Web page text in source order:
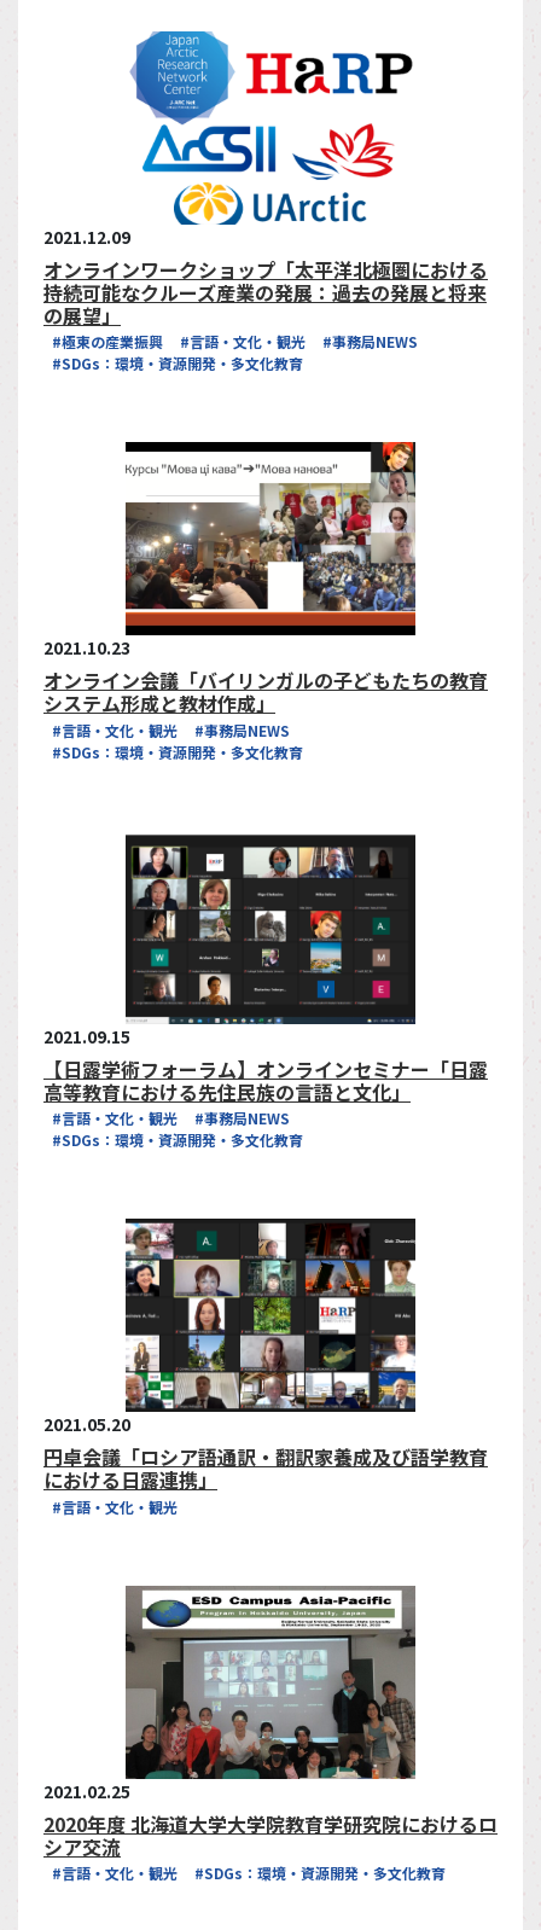
2021.12.09
オンラインワークショップ「太平洋北極圏における
持続可能なクルーズ産業の発展：過去の発展と将来
の展望」
#極東の産業振興 #言語・文化・観光
#事務局NEWS
#SDGs：環境・資源開発・多文化教育
2021.10.23
オンライン会議「バイリンガルの子どもたちの教育
システム形成と教材作成」
#言語・文化・観光
#事務局NEWS
#SDGs：環境・資源開発・多文化教育
2021.09.15
【日露学術フォーラム】オンラインセミナー「日露
高等教育における先住民族の言語と文化」
#言語・文化・観光
#事務局NEWS
#SDGs：環境・資源開発・多文化教育
2021.05.20
円卓会議「ロシア語通訳・翻訳家養成及び語学教育
における日露連携」
#言語・文化・観光
2021.02.25
2020年度 北海道大学大学院教育学研究院におけるロ
シア交流
#言語・文化・観光 #SDGs：環境・資源開発・多文化教育